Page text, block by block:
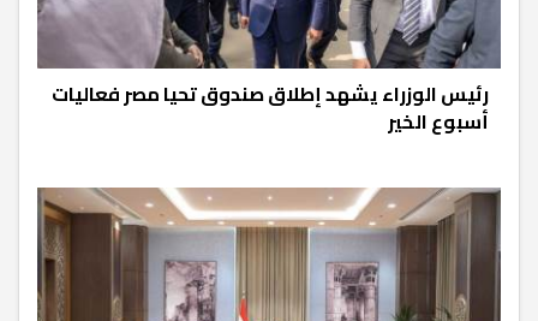
رئيس الوزراء يشهد إطلاق صندوق تحيا مصر فعاليات
أسبوع الخير